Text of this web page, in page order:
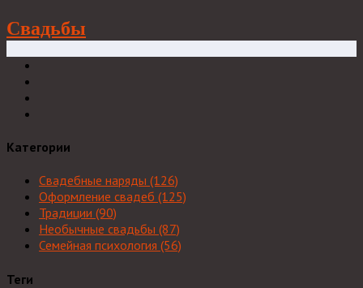
Свадьбы
Категории
Свадебные наряды (126)
Оформление свадеб (125)
Традиции (90)
Необычные свадьбы (87)
Семейная психология (56)
Теги